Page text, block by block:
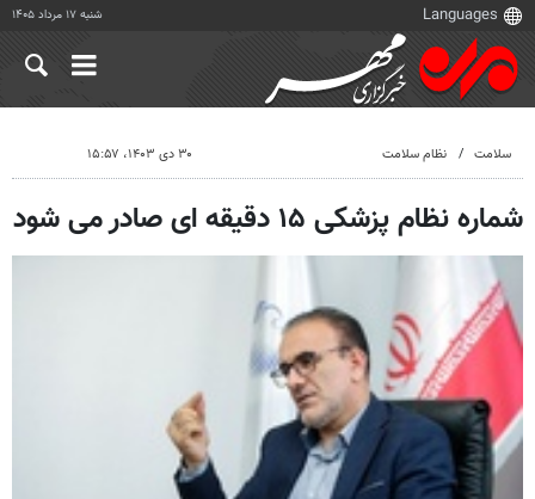
شنبه ۱۷ مرداد ۱۴۰۵
سلامت نظام سلامت ۳۰ دی ۱۴۰۳، ۱۵:۵۷
شماره نظام پزشکی ۱۵ دقیقه ای صادر می شود